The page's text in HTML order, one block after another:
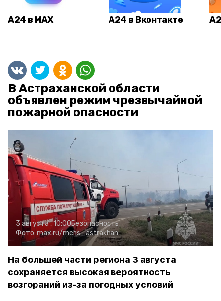
А24 в MAX А24 в Вконтакте
В Астраханской области
объявлен режим чрезвычайной
пожарной опасности
3 августа , 10:00Безопасность
Фото: max.ru/mchs_astrakhan
На большей части региона 3 августа
сохраняется высокая вероятность
возгораний из-за погодных условий